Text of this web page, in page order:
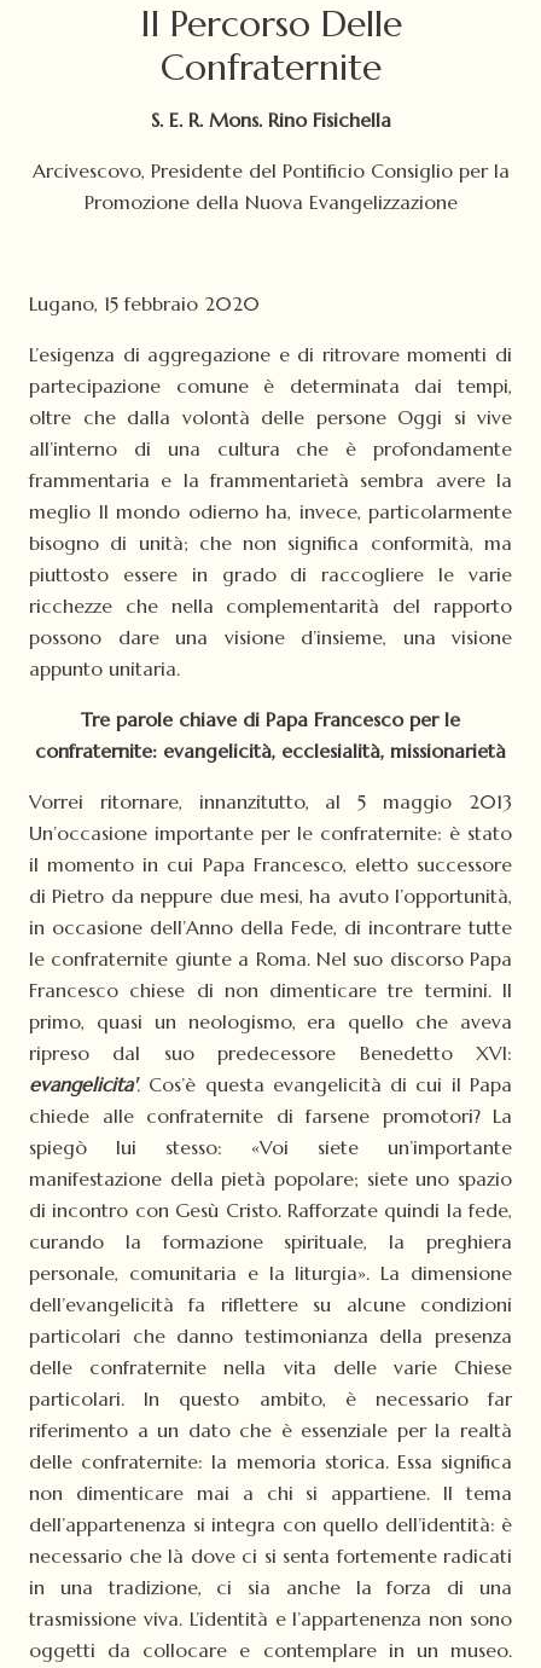
Il Percorso Delle
Confraternite
S. E. R. Mons. Rino Fisichella
Arcivescovo, Presidente del Pontificio Consiglio per la
Promozione della Nuova Evangelizzazione
Lugano, 15 febbraio 2020
L’esigenza di aggregazione e di ritrovare momenti di
partecipazione comune è determinata dai tempi,
oltre che dalla volontà delle persone Oggi si vive
all’interno di una cultura che è profondamente
frammentaria e la frammentarietà sembra avere la
meglio Il mondo odierno ha, invece, particolarmente
bisogno di unità; che non significa conformità, ma
piuttosto essere in grado di raccogliere le varie
ricchezze che nella complementarità del rapporto
possono dare una visione d’insieme, una visione
appunto unitaria.
Tre parole chiave di Papa Francesco per le
confraternite: evangelicità, ecclesialità, missionarietà
Vorrei ritornare, innanzitutto, al 5 maggio 2013
Un’occasione importante per le confraternite: è stato
il momento in cui Papa Francesco, eletto successore
di Pietro da neppure due mesi, ha avuto l’opportunità,
in occasione dell’Anno della Fede, di incontrare tutte
le confraternite giunte a Roma. Nel suo discorso Papa
Francesco chiese di non dimenticare tre termini. Il
primo, quasi un neologismo, era quello che aveva
ripreso dal suo predecessore Benedetto XVI:
evangelicita'. Cos’è questa evangelicità di cui il Papa
chiede alle confraternite di farsene promotori? La
spiegò lui stesso: «Voi siete un’importante
manifestazione della pietà popolare; siete uno spazio
di incontro con Gesù Cristo. Rafforzate quindi la fede,
curando la formazione spirituale, la preghiera
personale, comunitaria e la liturgia». La dimensione
dell’evangelicità fa riflettere su alcune condizioni
particolari che danno testimonianza della presenza
delle confraternite nella vita delle varie Chiese
particolari. In questo ambito, è necessario far
riferimento a un dato che è essenziale per la realtà
delle confraternite: la memoria storica. Essa significa
non dimenticare mai a chi si appartiene. Il tema
dell’appartenenza si integra con quello dell’identità: è
necessario che là dove ci si senta fortemente radicati
in una tradizione, ci sia anche la forza di una
trasmissione viva. L’identità e l’appartenenza non sono
oggetti da collocare e contemplare in un museo.